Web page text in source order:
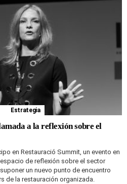
Comentario
Estrategia
a la reflexión sobre el
en Restauració Summit, un evento en
de reflexión sobre el sector
un nuevo punto de encuentro
de la restauración organizada.